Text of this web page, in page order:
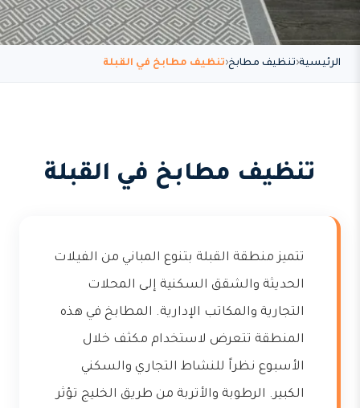
الرئيسية تنظيف مطابخ تنظيف مطابخ في القبلة
تنظيف مطابخ في القبلة
تتميز منطقة القبلة بتنوع المباني من الفيلات
الحديثة والشقق السكنية إلى المحلات
التجارية والمكاتب الإدارية. المطابخ في هذه
المنطقة تتعرض لاستخدام مكثف خلال
الأسبوع نظراً للنشاط التجاري والسكني
الكبير. الرطوبة والأتربة من طريق الخليج تؤثر